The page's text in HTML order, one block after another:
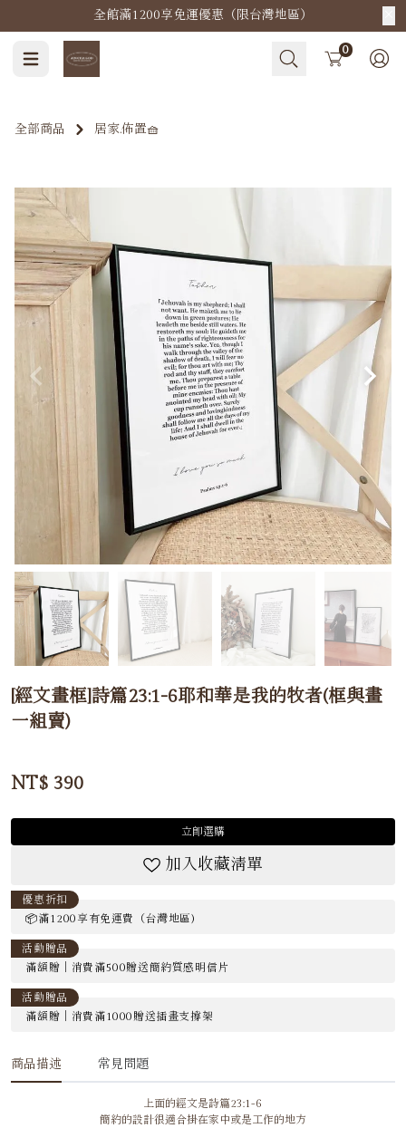
全館滿1200享免運優惠（限台灣地區）
Cart 0
全部商品 居家.佈置🧺
[經文畫框]詩篇23:1-6耶和華是我的牧者(框與畫
一組賣)
NT$ 390
立即選購
加入收藏清單
優惠折扣
📦滿1200享有免運費（台灣地區)
活動贈品
滿額贈｜消費滿500贈送簡約質感明信片
活動贈品
滿額贈｜消費滿1000贈送插畫支撐架
商品描述 常見問題
上面的經文是詩篇23:1-6
簡約的設計很適合掛在家中或是工作的地方